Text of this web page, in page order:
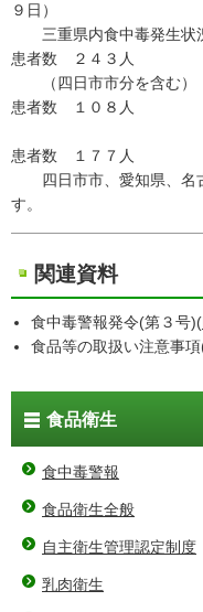
９日）
三重県内食中毒発生状
患者数 ２４３人
（四日市市分を含む
患者数 １０８人
前年中 ７
患者数 １７７人
四日市市、愛知県、名
す。
関連資料
食中毒警報発令(第３号)(
食品等の取扱い注意事
食品衛生
食中毒警報
食品衛生全般
自主衛生管理認定制度
乳肉衛生